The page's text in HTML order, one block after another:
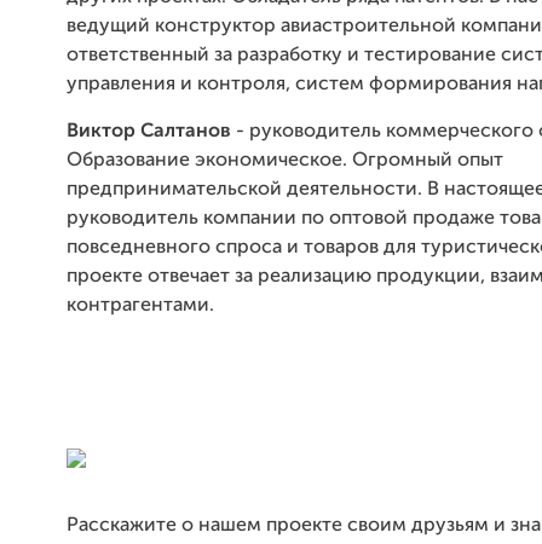
ведущий конструктор авиастроительной
ответственный за разработку и тестирование
управления и контроля, систем формирования
Виктор Салтанов - руководитель коммерческого
Образование экономическое. Огромный опыт
предпринимательской деятельности. В
руководитель компании по оптовой продаже
повседневного спроса и товаров для
проекте отвечает за реализацию продукции,
контрагентами.
Расскажите о нашем проекте своим друзьям и